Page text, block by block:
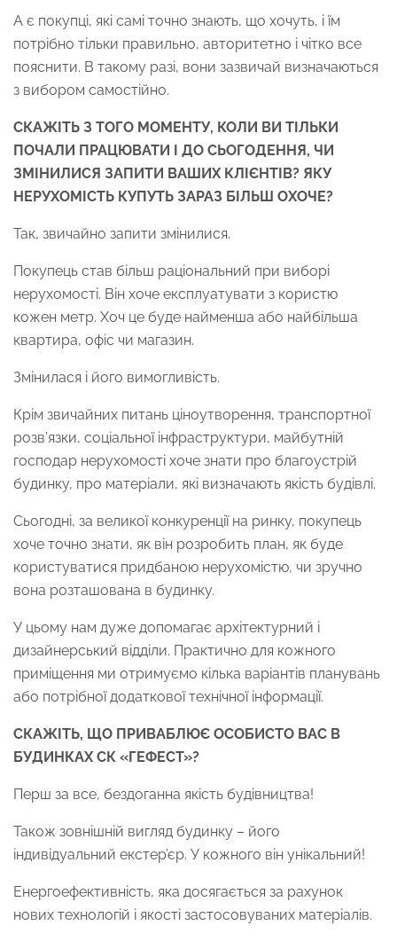
А є покупці, які самі точно знають, що хочуть, і їм
потрібно тільки правильно, авторитетно і чітко все
пояснити. В такому разі, вони зазвичай визначаються
з вибором самостійно.
СКАЖІТЬ З ТОГО МОМЕНТУ, КОЛИ ВИ ТІЛЬКИ
ПОЧАЛИ ПРАЦЮВАТИ І ДО СЬОГОДЕННЯ, ЧИ
ЗМІНИЛИСЯ ЗАПИТИ ВАШИХ КЛІЄНТІВ? ЯКУ
НЕРУХОМІСТЬ КУПУТЬ ЗАРАЗ БІЛЬШ ОХОЧЕ?
Так, звичайно запити змінилися.
Покупець став більш раціональний при виборі
нерухомості. Він хоче експлуатувати з користю
кожен метр. Хоч це буде найменша або найбільша
квартира, офіс чи магазин.
Змінилася і його вимогливість.
Крім звичайних питань ціноутворення, транспортної
розв’язки, соціальної інфраструктури, майбутній
господар нерухомості хоче знати про благоустрій
будинку, про матеріали, які визначають якість будівлі.
Сьогодні, за великої конкуренції на ринку, покупець
хоче точно знати, як він розробить план, як буде
користуватися придбаною нерухомістю, чи зручно
вона розташована в будинку.
У цьому нам дуже допомагає архітектурний і
дизайнерський відділи. Практично для кожного
приміщення ми отримуємо кілька варіантів планувань
або потрібної додаткової технічної інформації.
СКАЖІТЬ, ЩО ПРИВАБЛЮЄ ОСОБИСТО ВАС В
БУДИНКАХ СК «ГЕФЕСТ»?
Перш за все, бездоганна якість будівництва!
Також зовнішній вигляд будинку – його
індивідуальний екстер’єр. У кожного він унікальний!
Енергоефективність, яка досягається за рахунок
нових технологій і якості застосовуваних матеріалів.